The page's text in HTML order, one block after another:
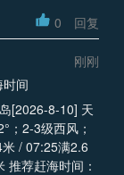
0 回复
刚刚
间
[2026-8-10] 天
；2-3级西风；
/ 07:25满2.6
荐赶海时间：